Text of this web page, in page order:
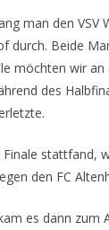
man den
durch. Beide
möchten wir
des
stattfand,
den FC
es dann zum